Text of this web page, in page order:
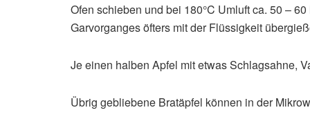
Ofen schieben und bei 180°C Umluft ca. 50 –
Garvorganges öfters mit der Flüssigkeit
Je einen halben Apfel mit etwas Schlagsahne,
Übrig gebliebene Bratäpfel können in der